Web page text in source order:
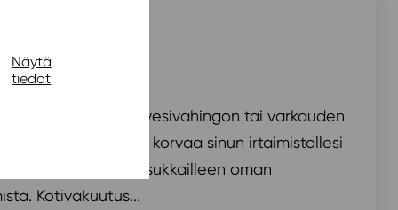
Näytä
tiedot
turva esimerkiksi vesivahingon tai varkauden
vakuutus ei korvaa sinun irtaimistollesi
suosittelee asukkailleen oman
Kotivakuutus...